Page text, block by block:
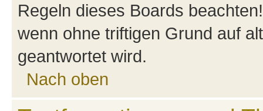
Regeln dieses Boards
wenn ohne triftigen Grund auf
geantwortet wird.
Nach oben